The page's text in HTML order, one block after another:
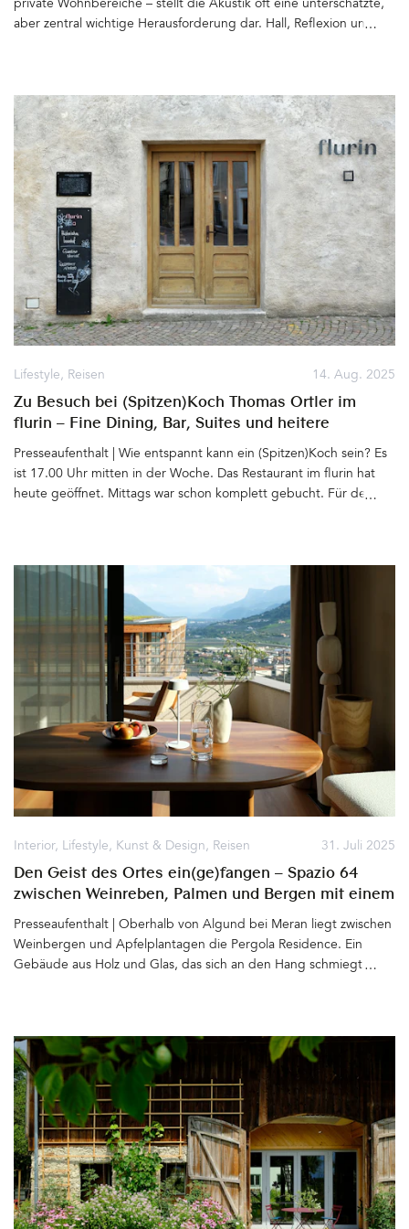
private Wohnbereiche – stellt die Akustik oft eine unterschätzte,
aber zentral wichtige Herausforderung dar. Hall, Reflexion und
Unternehmen AKUART an – mit Akustiklösungen, die nicht nur
technisch effektiv, sondern auch ästhetisch und schön sind&hellip
14. Aug. 2025
Lifestyle, Reisen
Zu Besuch bei (Spitzen)Koch Thomas Ortler im
flurin – Fine Dining, Bar, Suites und heitere
Gelassenheit
Presseaufenthalt | Wie entspannt kann ein (Spitzen)Koch sein? Es
ist 17.00 Uhr mitten in der Woche. Das Restaurant im flurin hat
heute geöffnet. Mittags war schon komplett gebucht. Für den
überquert. In Glurns, dem kleinsten Städtchen Italiens, kennt und
trifft jeder ständig jeden. Für uns ist Aperitivozeit. Bei Thomas
Ortler geht die abendliche Arbeit erst los. Eigentlich müsste er
bei seinem Team in der Küche stehen. Und doch nimmt er sich
die Zeit zu erzählen: über sein Leben, seine Passion(en), über die
Zeit nach der Schule, als er seine Komfortzone verließ und wie er
seitdem auf seine Heimat und die Welt blickt. Seine Art zu
sprechen und sich zu geben: unprätentiös, gelassen und
wahnsinnig sympathisch&hellip
31. Juli 2025
Interior, Lifestyle, Kunst & Design, Reisen
Den Geist des Ortes ein(ge)fangen – Spazio 64
zwischen Weinreben, Palmen und Bergen mit einem
Loft, designed by Hannes Peer
Presseaufenthalt | Oberhalb von Algund bei Meran liegt zwischen
Weinbergen und Apfelplantagen die Pergola Residence. Ein
Gebäude aus Holz und Glas, das sich an den Hang schmiegt und
Penthäusern. Der Baukörper beeindruckt auch heute nicht nur
die Spaziergänger, die meist staunend vor den mit Wein
bewachsenen Pergolen stehen bleiben. Besonders die dort
Erholung suchenden Gäste lieben das Konzept des Hauses –
Großzügige Apartments, viel Raum, Weite, Licht und die
Möglichkeit ganz für sich zu wohnen und doch die
Annehmlichkeiten eines Hotels zu genießen. 2020 entschließt sich
Karin Innerhofer nach Südtirol zurückzukehren und das Hotel der
Eltern zu übernehmen. Ein Neustart mit sich anschließende